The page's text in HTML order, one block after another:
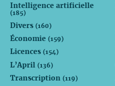
Intelligence artificielle
(185)
Divers (160)
Économie (159)
Licences (154)
L’April (136)
Transcription (119)